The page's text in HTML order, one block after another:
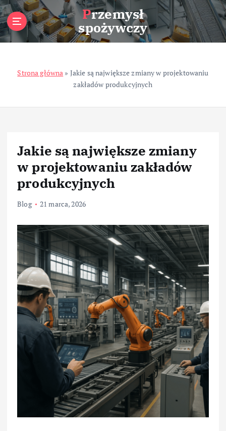
S
k
i
p
t
Przemysł
spożywczy
Strona główna » Jakie są największe zmiany w projektowaniu
zakładów produkcyjnych
Jakie są największe zmiany
w projektowaniu zakładów
produkcyjnych
Blog 21 marca, 2026